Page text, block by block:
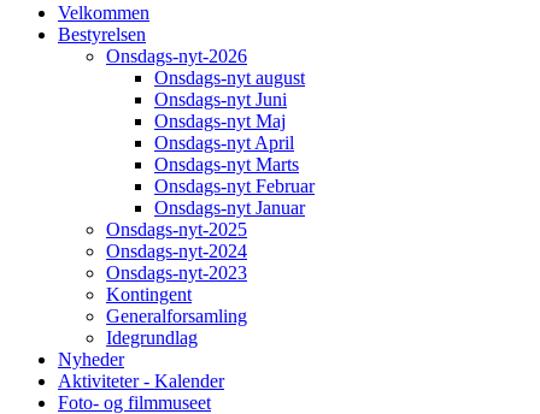
Velkommen
Bestyrelsen
Onsdags-nyt-2026
Onsdags-nyt august
Onsdags-nyt Juni
Onsdags-nyt Maj
Onsdags-nyt April
Onsdags-nyt Marts
Onsdags-nyt Februar
Onsdags-nyt Januar
Onsdags-nyt-2025
Onsdags-nyt-2024
Onsdags-nyt-2023
Kontingent
Generalforsamling
Idegrundlag
Nyheder
Aktiviteter - Kalender
Foto- og filmmuseet